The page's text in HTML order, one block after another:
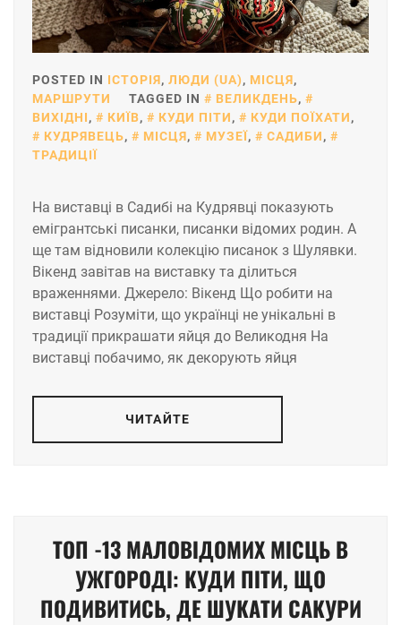
POSTED IN ІСТОРІЯ, ЛЮДИ (UA), МІСЦЯ,
МАРШРУТИ
TAGGED IN ВЕЛИКДЕНЬ,
ВИХІДНІ, КИЇВ, КУДИ ПІТИ, КУДИ ПОЇХАТИ,
КУДРЯВЕЦЬ, МІСЦЯ, МУЗЕЇ, САДИБИ,
ТРАДИЦІЇ
На виставці в Садибі на Кудрявці показують
емігрантські писанки, писанки відомих родин. А
ще там відновили колекцію писанок з Шулявки.
Вікенд завітав на виставку та ділиться
враженнями. Джерело: Вікенд Що робити на
виставці Розуміти, що українці не унікальні в
традиції прикрашати яйця до Великодня На
виставці побачимо, як декорують яйця
ЧИТАЙТЕ
ТОП -13 МАЛОВІДОМИХ МІСЦЬ В
УЖГОРОДІ: КУДИ ПІТИ, ЩО
ПОДИВИТИСЬ, ДЕ ШУКАТИ САКУРИ